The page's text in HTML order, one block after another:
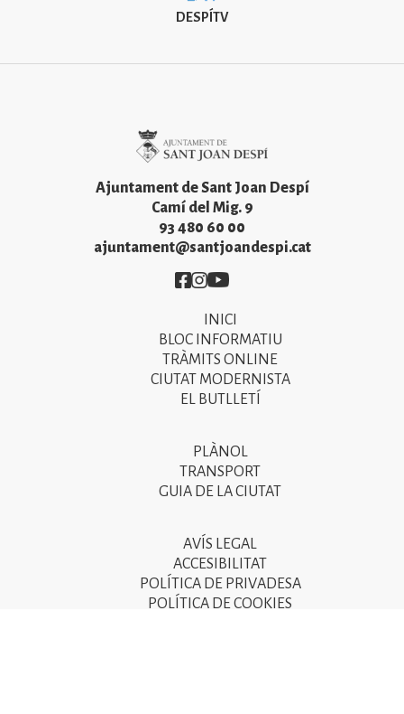
DESPÍTV
Ajuntament de Sant Joan Despí
Camí del Mig. 9
93 480 60 00
ajuntament@santjoandespi.cat
Imatge
Imatge
Imatge
INICI
BLOC INFORMATIU
TRÀMITS ONLINE
CIUTAT MODERNISTA
EL BUTLLETÍ
PLÀNOL
TRANSPORT
GUIA DE LA CIUTAT
AVÍS LEGAL
ACCESIBILITAT
POLÍTICA DE PRIVADESA
POLÍTICA DE COOKIES